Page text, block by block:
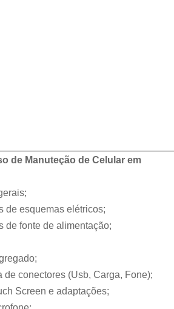
de Manuteção de Celular em
de esquemas elétricos;
de fonte de alimentação;
conectores (Usb, Carga, Fone);
Screen e adaptações;